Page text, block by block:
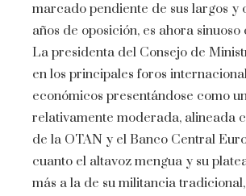
marcado pendiente de sus largos y
años de oposición, es ahora
La presidenta del Consejo de
en los principales foros
económicos presentándose como
relativamente moderada, alineada
de la OTAN y el Banco Central
cuanto el altavoz mengua y su
más a la de su militancia